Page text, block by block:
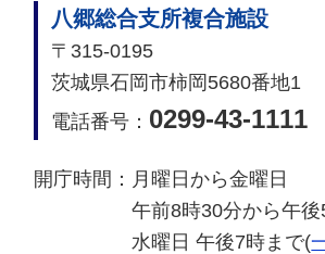
八郷総合支所複合施設
〒315-0195
茨城県石岡市柿岡5680番地1
電話番号： 0299-43-1111
開庁時間： 月曜日から金曜日
午前8時30分から午
水曜日 午後7時まで(